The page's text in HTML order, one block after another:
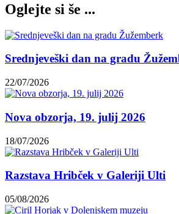
Oglejte si še ...
Srednjeveški dan na gradu
22/07/2026
Nova obzorja, 19. julij 2026
18/07/2026
Razstava Hribček v Galeriji Ulti
05/08/2026